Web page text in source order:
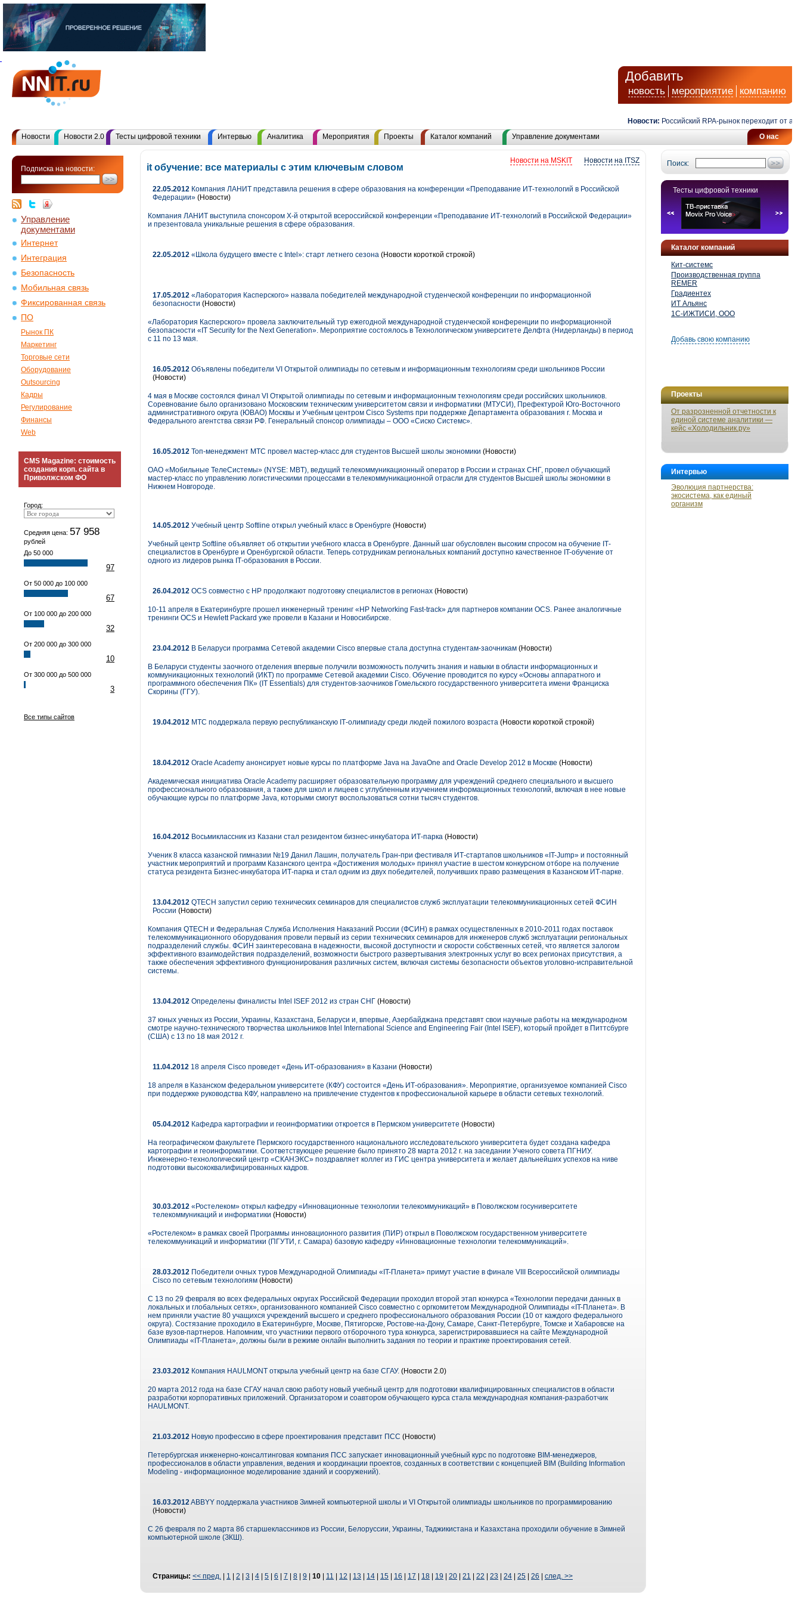
Добавить
новость мероприятие компанию
Новости: Российский RPA-рынок переходит от
О нас
Новости Новости 2.0 Тесты цифровой техники Интервью Аналитика Мероприятия Проекты Каталог компаний Управление документами
Подписка на новости:
Управление
документами
Интернет
Интеграция
Безопасность
Мобильная связь
Фиксированная связь
ПО
Рынок ПК
Маркетинг
Торговые сети
Оборудование
Outsourcing
Кадры
Регулирование
Финансы
Web
CMS Magazine: стоимость
создания корп. сайта в
Приволжском ФО
Город:
Средняя цена: 57 958
рублей
До 50 000
97
От 50 000 до 100 000
67
От 100 000 до 200 000
32
От 200 000 до 300 000
10
От 300 000 до 500 000
3
Все типы сайтов
Поиск:
Тесты цифровой техники
Каталог компаний
Кит-системс
Производственная группа
REMER
Градиентех
ИТ Альянс
1С-ИЖТИСИ, ООО
Добавь свою компанию
Проекты
От разрозненной отчетности к
единой системе аналитики —
кейс «Холодильник.ру»
Интервью
Эволюция партнерства:
экосистема, как единый
организм
Новости на ITSZ
Новости на MSKIT
it обучение: все материалы с этим ключевым словом
22.05.2012 Компания ЛАНИТ представила решения в сфере образования на конференции «Преподавание ИТ-технологий в Российской
Федерации» (Новости)
Компания ЛАНИТ выступила спонсором X-й открытой всероссийской конференции «Преподавание ИТ-технологий в Российской Федерации»
и презентовала уникальные решения в сфере образования.
22.05.2012 «Школа будущего вместе с Intel»: старт летнего сезона (Новости короткой строкой)
17.05.2012 «Лаборатория Касперского» назвала победителей международной студенческой конференции по информационной
безопасности (Новости)
«Лаборатория Касперского» провела заключительный тур ежегодной международной студенческой конференции по информационной
безопасности «IT Security for the Next Generation». Мероприятие состоялось в Технологическом университете Делфта (Нидерланды) в период
с 11 по 13 мая.
16.05.2012 Объявлены победители VI Открытой олимпиады по сетевым и информационным технологиям среди школьников России
(Новости)
4 мая в Москве состоялся финал VI Открытой олимпиады по сетевым и информационным технологиям среди российских школьников.
Соревнование было организовано Московским техническим университетом связи и информатики (МТУСИ), Префектурой Юго-Восточного
административного округа (ЮВАО) Москвы и Учебным центром Cisco Systems при поддержке Департамента образования г. Москва и
Федерального агентства связи РФ. Генеральный спонсор олимпиады – ООО «Сиско Системс».
16.05.2012 Топ-менеджмент МТС провел мастер-класс для студентов Высшей школы экономики (Новости)
ОАО «Мобильные ТелеСистемы» (NYSE: MBT), ведущий телекоммуникационный оператор в России и странах СНГ, провел обучающий
мастер-класс по управлению логистическими процессами в телекоммуникационной отрасли для студентов Высшей школы экономики в
Нижнем Новгороде.
14.05.2012 Учебный центр Softline открыл учебный класс в Оренбурге (Новости)
Учебный центр Softline объявляет об открытии учебного класса в Оренбурге. Данный шаг обусловлен высоким спросом на обучение IТ-
специалистов в Оренбурге и Оренбургской области. Теперь сотрудникам региональных компаний доступно качественное IT-обучение от
одного из лидеров рынка IТ-образования в России.
26.04.2012 OCS совместно с НР продолжают подготовку специалистов в регионах (Новости)
10-11 апреля в Екатеринбурге прошел инженерный тренинг «HP Networking Fast-track» для партнеров компании OCS. Ранее аналогичные
тренинги OCS и Hewlett Packard уже провели в Казани и Новосибирске.
23.04.2012 В Беларуси программа Сетевой академии Cisco впервые стала доступна студентам-заочникам (Новости)
В Беларуси студенты заочного отделения впервые получили возможность получить знания и навыки в области информационных и
коммуникационных технологий (ИКТ) по программе Сетевой академии Cisco. Обучение проводится по курсу «Основы аппаратного и
программного обеспечения ПК» (IT Essentials) для студентов-заочников Гомельского государственного университета имени Франциска
Скорины (ГГУ).
19.04.2012 МТС поддержала первую республиканскую IТ-олимпиаду среди людей пожилого возраста (Новости короткой строкой)
18.04.2012 Oracle Academy анонсирует новые курсы по платформе Java на JavaOne and Oracle Develop 2012 в Москве (Новости)
Академическая инициатива Oracle Academy расширяет образовательную программу для учреждений среднего специального и высшего
профессионального образования, а также для школ и лицеев с углубленным изучением информационных технологий, включая в нее новые
обучающие курсы по платформе Java, которыми смогут воспользоваться сотни тысяч студентов.
16.04.2012 Восьмиклассник из Казани стал резидентом бизнес-инкубатора ИТ-парка (Новости)
Ученик 8 класса казанской гимназии №19 Данил Лашин, получатель Гран-при фестиваля ИТ-стартапов школьников «IT-Jump» и постоянный
участник мероприятий и программ Казанского центра «Достижения молодых» принял участие в шестом конкурсном отборе на получение
статуса резидента Бизнес-инкубатора ИТ-парка и стал одним из двух победителей, получивших право размещения в Казанском ИТ-парке.
13.04.2012 QTECH запустил серию технических семинаров для специалистов служб эксплуатации телекоммуникационных сетей ФСИН
России (Новости)
Компания QTECH и Федеральная Служба Исполнения Наказаний России (ФСИН) в рамках осуществленных в 2010-2011 годах поставок
телекоммуникационного оборудования провели первый из серии технических семинаров для инженеров служб эксплуатации региональных
подразделений службы. ФСИН заинтересована в надежности, высокой доступности и скорости собственных сетей, что является залогом
эффективного взаимодействия подразделений, возможности быстрого развертывания электронных услуг во всех регионах присутствия, а
также обеспечения эффективного функционирования различных систем, включая системы безопасности объектов уголовно-исправительной
системы.
13.04.2012 Определены финалисты Intel ISEF 2012 из стран СНГ (Новости)
37 юных ученых из России, Украины, Казахстана, Беларуси и, впервые, Азербайджана представят свои научные работы на международном
смотре научно-технического творчества школьников Intel International Science and Engineering Fair (Intel ISEF), который пройдет в Питтсбурге
(США) с 13 по 18 мая 2012 г.
11.04.2012 18 апреля Cisco проведет «День ИТ-образования» в Казани (Новости)
18 апреля в Казанском федеральном университете (КФУ) состоится «День ИТ-образования». Мероприятие, организуемое компанией Cisco
при поддержке руководства КФУ, направлено на привлечение студентов к профессиональной карьере в области сетевых технологий.
05.04.2012 Кафедра картографии и геоинформатики откроется в Пермском университете (Новости)
На географическом факультете Пермского государственного национального исследовательского университета будет создана кафедра
картографии и геоинформатики. Соответствующее решение было принято 28 марта 2012 г. на заседании Ученого совета ПГНИУ.
Инженерно-технологический центр «СКАНЭКС» поздравляет коллег из ГИС центра университета и желает дальнейших успехов на ниве
подготовки высококвалифицированных кадров.
30.03.2012 «Ростелеком» открыл кафедру «Инновационные технологии телекоммуникаций» в Поволжском госуниверситете
телекоммуникаций и информатики (Новости)
«Ростелеком» в рамках своей Программы инновационного развития (ПИР) открыл в Поволжском государственном университете
телекоммуникаций и информатики (ПГУТИ, г. Самара) базовую кафедру «Инновационные технологии телекоммуникаций».
28.03.2012 Победители очных туров Международной Олимпиады «IT-Планета» примут участие в финале VIII Всероссийской олимпиады
Cisco по сетевым технологиям (Новости)
С 13 по 29 февраля во всех федеральных округах Российской Федерации проходил второй этап конкурса «Технологии передачи данных в
локальных и глобальных сетях», организованного компанией Cisco совместно с оргкомитетом Международной Олимпиады «IT-Планета». В
нем приняли участие 80 учащихся учреждений высшего и среднего профессионального образования России (10 от каждого федерального
округа). Состязание проходило в Екатеринбурге, Москве, Пятигорске, Ростове-на-Дону, Самаре, Санкт-Петербурге, Томске и Хабаровске на
базе вузов-партнеров. Напомним, что участники первого отборочного тура конкурса, зарегистрировавшиеся на сайте Международной
Олимпиады «IT-Планета», должны были в режиме онлайн выполнить задания по теории и практике проектирования сетей.
23.03.2012 Компания HAULMONT открыла учебный центр на базе СГАУ. (Новости 2.0)
20 марта 2012 года на базе СГАУ начал свою работу новый учебный центр для подготовки квалифицированных специалистов в области
разработки корпоративных приложений. Организатором и соавтором обучающего курса стала международная компания-разработчик
HAULMONT.
21.03.2012 Новую профессию в сфере проектирования представит ПСС (Новости)
Петербургская инженерно-консалтинговая компания ПСС запускает инновационный учебный курс по подготовке BIM-менеджеров,
профессионалов в области управления, ведения и координации проектов, созданных в соответствии с концепцией BIM (Building Information
Modeling - информационное моделирование зданий и сооружений).
16.03.2012ABBYY поддержала участников Зимней компьютерной школы и VI Открытой олимпиады школьников по программированию
(Новости)
С 26 февраля по 2 марта 86 старшеклассников из России, Белоруссии, Украины, Таджикистана и Казахстана проходили обучение в Зимней
компьютерной школе (ЗКШ).
Страницы: << пред. 1 2 3 4 5 6 7 8 9 10 11 12 13 14 15 16 17 18 19 20 21 22 23 24 25 26 след. >>